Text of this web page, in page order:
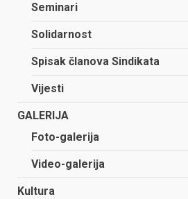
Seminari
Solidarnost
Spisak članova Sindikata
Vijesti
GALERIJA
Foto-galerija
Video-galerija
Kultura